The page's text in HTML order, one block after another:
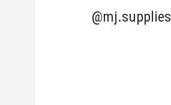
@mj.supplies_